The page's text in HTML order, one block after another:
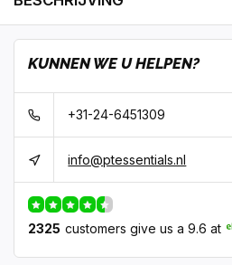
KUNNEN WE U HELPEN?
+31-24-6451309
info@ptessentials.nl
2325 customers give us a 9.6 at